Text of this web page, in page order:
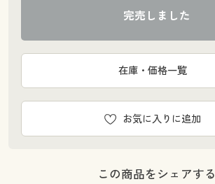
完売しました
お気に入りに追加
在庫・価格一覧
この商品をシェアする